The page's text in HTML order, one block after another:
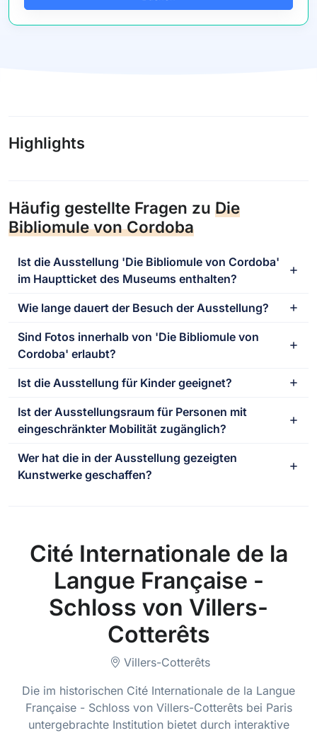
Highlights
Häufig gestellte Fragen zu Die
Bibliomule von Cordoba
Ist die Ausstellung 'Die Bibliomule von Cordoba'
im Hauptticket des Museums enthalten?
Wie lange dauert der Besuch der Ausstellung?
Sind Fotos innerhalb von 'Die Bibliomule von
Cordoba' erlaubt?
Ist die Ausstellung für Kinder geeignet?
Ist der Ausstellungsraum für Personen mit
eingeschränkter Mobilität zugänglich?
Wer hat die in der Ausstellung gezeigten
Kunstwerke geschaffen?
Cité Internationale de la
Langue Française -
Schloss von Villers-
Cotterêts
Villers-Cotterêts
Die im historischen Cité Internationale de la Langue
Française - Schloss von Villers-Cotterêts bei Paris
untergebrachte Institution bietet durch interaktive